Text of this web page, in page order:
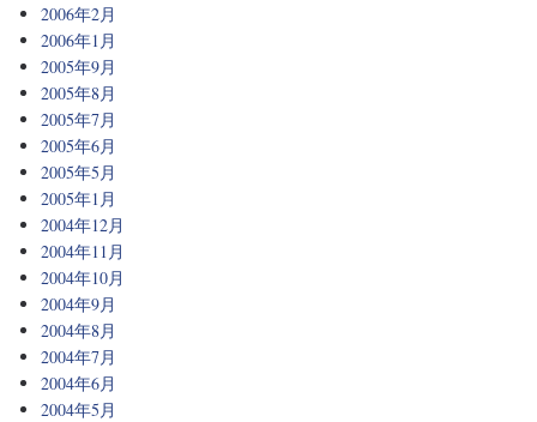
2006年2月
2006年1月
2005年9月
2005年8月
2005年7月
2005年6月
2005年5月
2005年1月
2004年12月
2004年11月
2004年10月
2004年9月
2004年8月
2004年7月
2004年6月
2004年5月